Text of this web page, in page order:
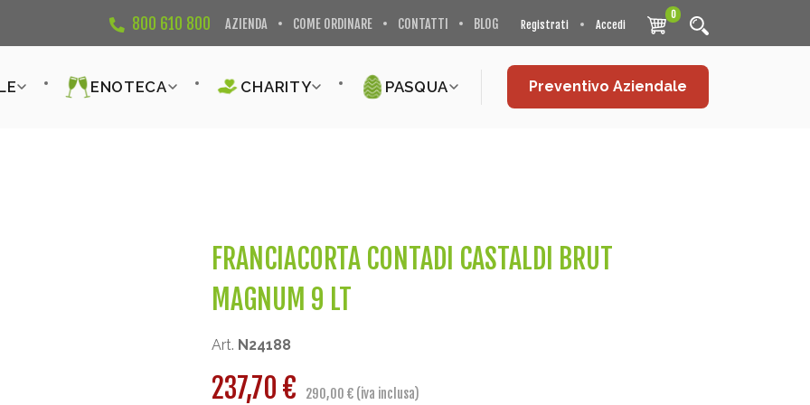
800 610 800 AZIENDA COME ORDINARE CONTATTI BLOG Registrati Accedi
0
ENOTECA CHARITY PASQUA Preventivo Aziendale
FRANCIACORTA CONTADI CASTALDI BRUT
MAGNUM 9 LT
Art. N24188
237,70 € 290,00 € (iva inclusa)